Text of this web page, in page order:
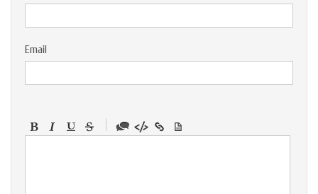
Email
-
-